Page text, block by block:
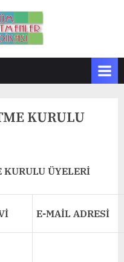
TTüm
Öğretmenler
Sendikası
KURULU
KURULU ÜYELERİ
E-MAİL ADRESİ